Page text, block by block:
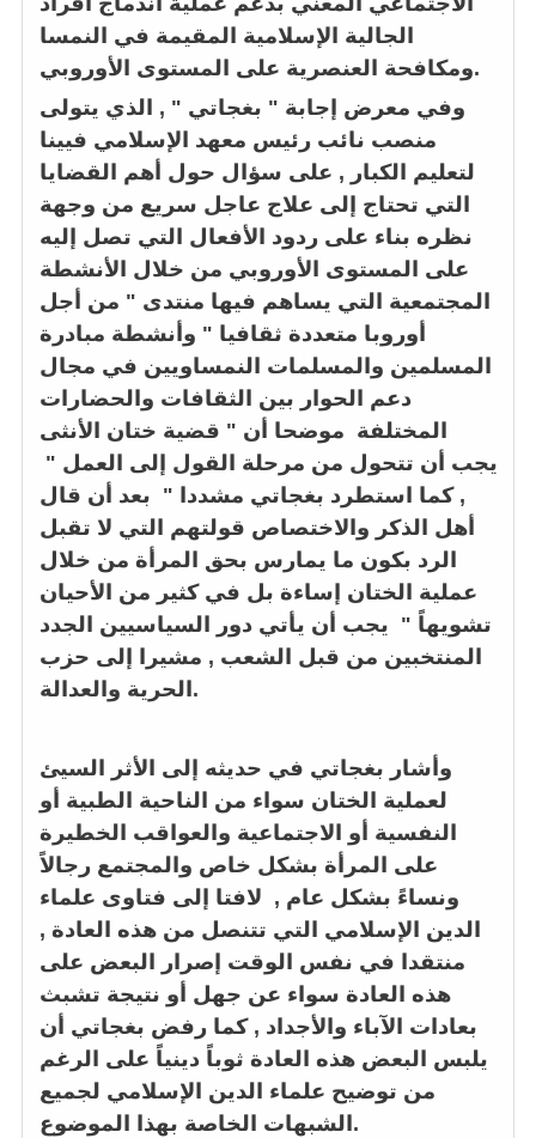
الجالية الإسلامية المقيمة في النمسا
ومكافحة العنصرية على المستوى الأوروبي.
وفي معرض إجابة " بغجاتي " , الذي يتولى
منصب نائب رئيس معهد الإسلامي فيينا
لتعليم الكبار , على سؤال حول أهم القضايا
التي تحتاج إلى علاج عاجل سريع من وجهة
نظره بناء على ردود الأفعال التي تصل إليه
على المستوى الأوروبي من خلال الأنشطة
المجتمعية التي يساهم فيها منتدى " من أجل
أوروبا متعددة ثقافيا " وأنشطة مبادرة
المسلمين والمسلمات النمساويين في مجال
دعم الحوار بين الثقافات والحضارات
المختلفة موضحا أن " قضية ختان الأنثى
يجب أن تتحول من مرحلة القول إلى العمل "
, كما استطرد بغجاتي مشددا " بعد أن قال
أهل الذكر والاختصاص قولتهم التي لا تقبل
الرد بكون ما يمارس بحق المرأة من خلال
عملية الختان إساءة بل في كثير من الأحيان
تشويهاً " يجب أن يأتي دور السياسيين الجدد
المنتخبين من قبل الشعب , مشيرا إلى حزب
الحرية والعدالة.
وأشار بغجاتي في حديثه إلى الأثر السيئ
لعملية الختان سواء من الناحية الطبية أو
النفسية أو الاجتماعية والعواقب الخطيرة
على المرأة بشكل خاص والمجتمع رجالاً
ونساءً بشكل عام , لافتا إلى فتاوى علماء
الدين الإسلامي التي تتنصل من هذه العادة ,
منتقدا في نفس الوقت إصرار البعض على
هذه العادة سواء عن جهل أو نتيجة تشبث
بعادات الآباء والأجداد , كما رفض بغجاتي أن
يلبس البعض هذه العادة ثوباً دينياً على الرغم
من توضيح علماء الدين الإسلامي لجميع
الشبهات الخاصة بهذا الموضوع.